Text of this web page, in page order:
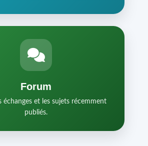
Forum
échanges et les sujets récemment
publiés.